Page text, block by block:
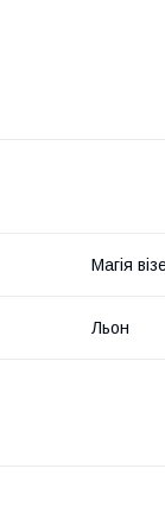
Магія
Льон